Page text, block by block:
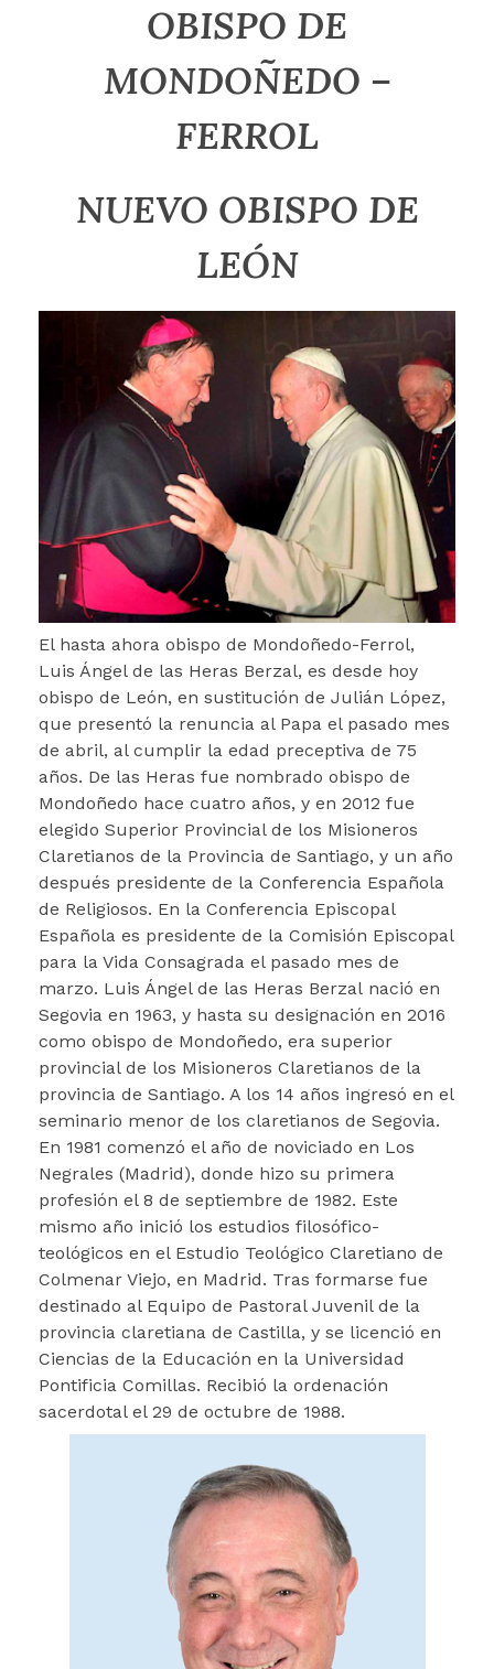
OBISPO DE
MONDOÑEDO –
FERROL
NUEVO OBISPO DE
LEÓN
El hasta ahora obispo de Mondoñedo-Ferrol,
Luis Ángel de las Heras Berzal, es desde hoy
obispo de León, en sustitución de Julián López,
que presentó la renuncia al Papa el pasado mes
de abril, al cumplir la edad preceptiva de 75
años. De las Heras fue nombrado obispo de
Mondoñedo hace cuatro años, y en 2012 fue
elegido Superior Provincial de los Misioneros
Claretianos de la Provincia de Santiago, y un año
después presidente de la Conferencia Española
de Religiosos. En la Conferencia Episcopal
Española es presidente de la Comisión Episcopal
para la Vida Consagrada el pasado mes de
marzo. Luis Ángel de las Heras Berzal nació en
Segovia en 1963, y hasta su designación en 2016
como obispo de Mondoñedo, era superior
provincial de los Misioneros Claretianos de la
provincia de Santiago. A los 14 años ingresó en el
seminario menor de los claretianos de Segovia.
En 1981 comenzó el año de noviciado en Los
Negrales (Madrid), donde hizo su primera
profesión el 8 de septiembre de 1982. Este
mismo año inició los estudios filosófico-
teológicos en el Estudio Teológico Claretiano de
Colmenar Viejo, en Madrid. Tras formarse fue
destinado al Equipo de Pastoral Juvenil de la
provincia claretiana de Castilla, y se licenció en
Ciencias de la Educación en la Universidad
Pontificia Comillas. Recibió la ordenación
sacerdotal el 29 de octubre de 1988.